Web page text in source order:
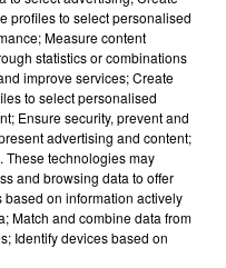
profiles to select personalised
Measure content
statistics or combinations
improve services; Create
to select personalised
Ensure security, prevent and
advertising and content;
These technologies may
and browsing data to offer
on information actively
Match and combine data from
Identify devices based on